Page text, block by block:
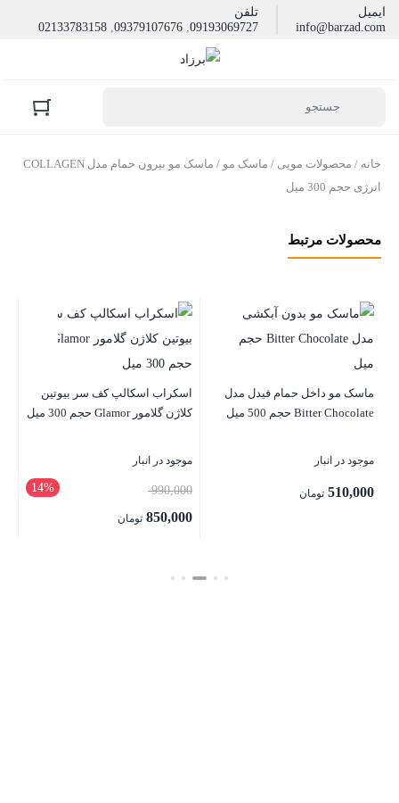
ایمیل
info@barzad.com
تلفن
09193069727
,
09379107676
,
02133783158
خانه / محصولات مویی / ماسک مو
/ ماسک مو بیرون حمام مدل COLLAGEN
انرژی حجم 300 میل
محصولات مرتبط
ماسک مو داخل حمام فیدل مدل
Bitter Chocolate حجم 500 میل
موجود در انبار
510,000 تومان
اسکراب اسکالپ کف سر بیوتین
کلاژن گلامور Glamor حجم 300 میل
موجود در انبار
14% 990,000 قیمت
اصلی:850,000 تومان